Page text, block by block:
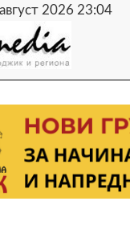
2026 23:04